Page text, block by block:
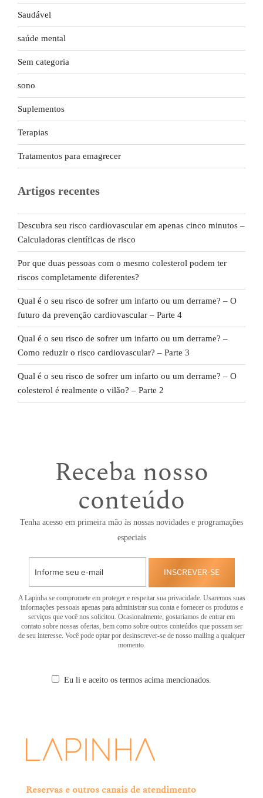
Saudável
saúde mental
Sem categoria
sono
Suplementos
Terapias
Tratamentos para emagrecer
Artigos recentes
Descubra seu risco cardiovascular em apenas cinco minutos –
Calculadoras científicas de risco
Por que duas pessoas com o mesmo colesterol podem ter
riscos completamente diferentes?
Qual é o seu risco de sofrer um infarto ou um derrame? – O
futuro da prevenção cardiovascular – Parte 4
Qual é o seu risco de sofrer um infarto ou um derrame? –
Como reduzir o risco cardiovascular? – Parte 3
Qual é o seu risco de sofrer um infarto ou um derrame? – O
colesterol é realmente o vilão? – Parte 2
Receba nosso
conteúdo
Tenha acesso em primeira mão às nossas novidades e programações
especiais
INSCREVER-SE
A Lapinha se compromete em proteger e respeitar sua privacidade. Usaremos suas
informações pessoais apenas para administrar sua conta e fornecer os produtos e
serviços que você nos solicitou. Ocasionalmente, gostaríamos de entrar em
contato sobre nossas ofertas, bem como sobre outros conteúdos que possam ser
de seu interesse. Você pode optar por desinscrever-se de nosso mailing a qualquer
momento.
Eu li e aceito os termos acima mencionados.
Reservas e outros canais de atendimento